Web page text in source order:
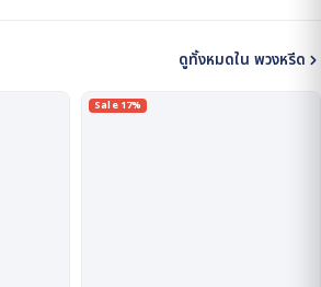
ดูทั้งหมดใน พวงหรีด
Sale 17%